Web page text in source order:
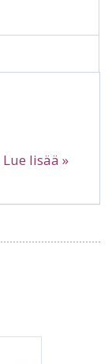
Lue lisää »